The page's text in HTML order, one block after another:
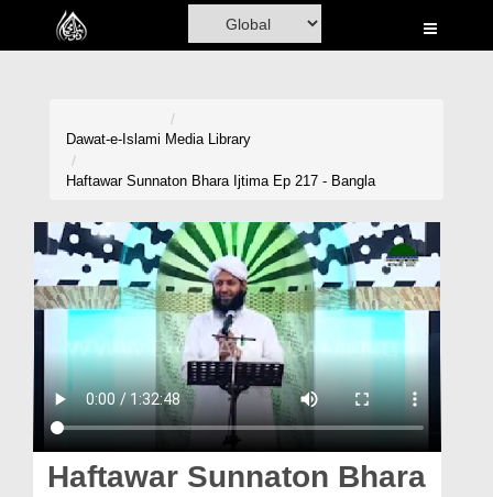
Home
Volunteer Portal
Rohani Ilaj
Donation
Magazine
Dawat-e-Islami Media Library
Haftawar Sunnaton Bhara Ijtima Ep 217 - Bangla
Haftawar Sunnaton Bhara